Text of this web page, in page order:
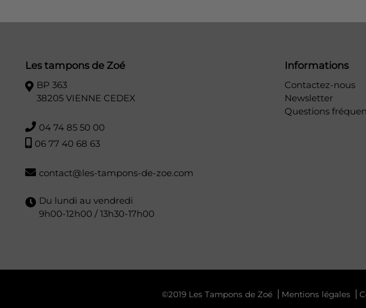
Les tampons de Zoé
BP 363
38205 VIENNE CEDEX
04 74 85 50 00
06 77 40 68 63
contact@les-tampons-de-zoe.com
Du lundi au vendredi
9h00-12h00 / 13h30-17h00
Informations
Contactez-nous
Newsletter
Questions
©2019 Les Tampons de Zoé Mentions légales